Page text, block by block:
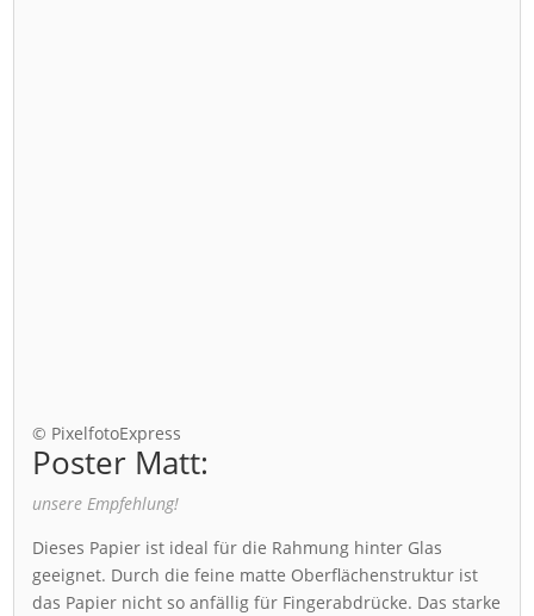
© PixelfotoExpress
Poster Matt:
unsere Empfehlung!
Dieses Papier ist ideal für die Rahmung hinter Glas
geeignet. Durch die feine matte Oberflächenstruktur ist
das Papier nicht so anfällig für Fingerabdrücke. Das starke